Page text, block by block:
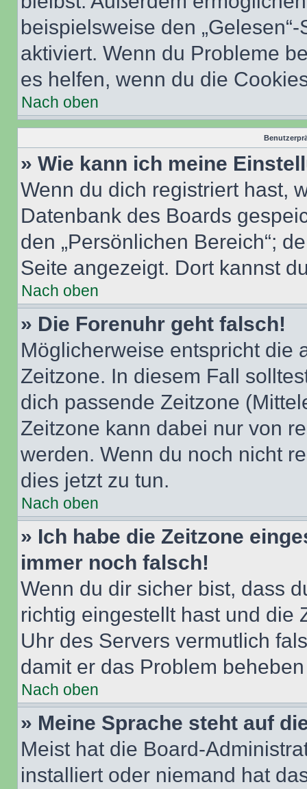
beispielsweise den
aktiviert. Wenn du Probleme
es helfen, wenn du die
Nach oben
» Wie kann ich meine
Wenn du dich registriert hast,
Datenbank des Boards
den „Persönlichen Bereich“;
Seite angezeigt. Dort kannst
Nach oben
» Die Forenuhr geht falsch!
Möglicherweise entspricht die
Zeitzone. In diesem Fall
dich passende Zeitzone
Zeitzone kann dabei nur von
werden. Wenn du noch nicht
dies jetzt zu tun.
Nach oben
» Ich habe die Zeitzone
immer noch falsch!
Wenn du dir sicher bist, dass
richtig eingestellt hast und die
Uhr des Servers vermutlich
damit er das Problem
Nach oben
» Meine Sprache steht auf
Meist hat die Board-
installiert oder niemand hat